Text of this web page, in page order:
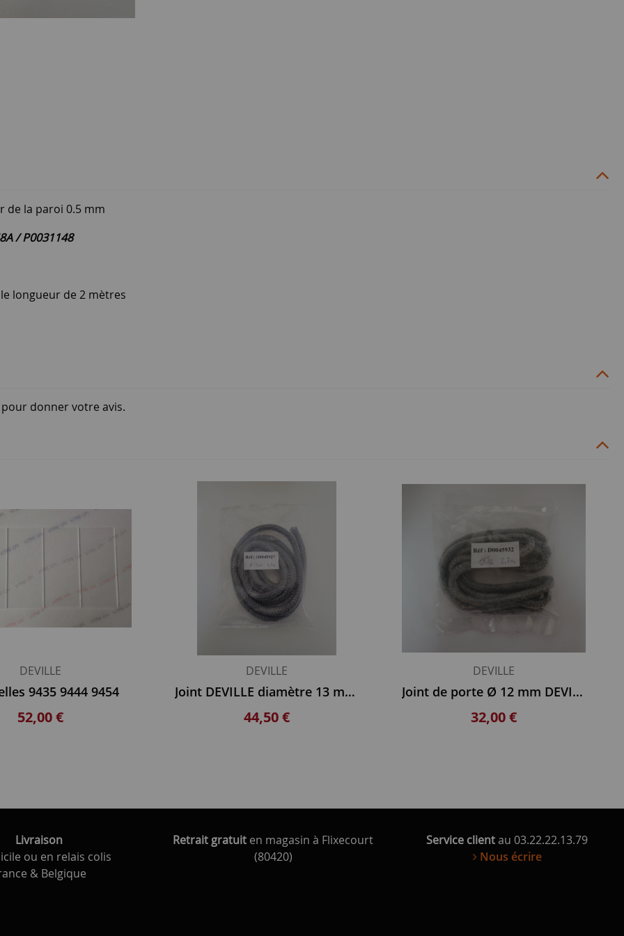
de la paroi 0.5 mm
/ P0031148
longueur de 2 mètres
pour donner votre avis.
DEVILLE
9435 9444 9454
52,00 €
DEVILLE
Joint DEVILLE diamètre 13 mm longueur 3,6 m
44,50 €
DEVILLE
Joint de porte Ø 12 mm DEVILLE
32,00 €
Livraison
ou en relais colis
& Belgique
Retrait gratuit en magasin à Flixecourt
(80420)
Service clientau 03.22.22.13.79
Nous écrire